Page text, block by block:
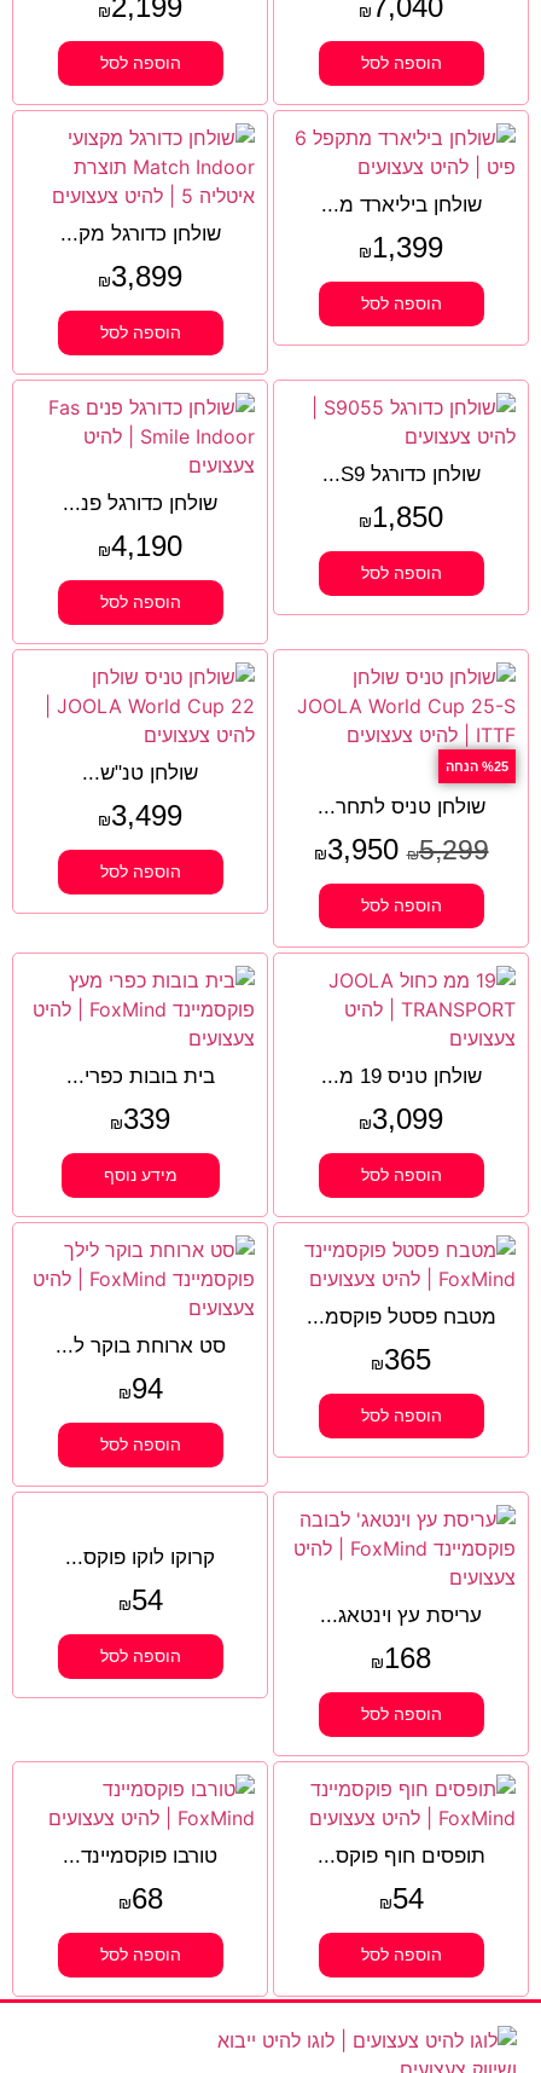
₪ 7,040
הוספה לסל
₪2,199
הוספה לסל
שולחן ביליארד מ...
₪1,399
הוספה לסל
שולחן כדורגל מק...
₪3,899
הוספה לסל
שולחן כדורגל S9...
₪1,850
הוספה לסל
שולחן כדורגל פנ...
₪4,190
הוספה לסל
%25 הנחה
שולחן טניס לתחר...
₪5,299
₪3,950
הוספה לסל
שולחן טנ"ש...
₪3,499
הוספה לסל
שולחן טניס 19 מ...
₪3,099
הוספה לסל
בית בובות כפרי...
₪339
מידע נוסף
מטבח פסטל פוקסמ...
₪365
הוספה לסל
סט ארוחת בוקר ל...
₪94
הוספה לסל
עריסת עץ וינטאג...
₪168
הוספה לסל
קרוקו לוקו פוקס...
₪54
הוספה לסל
תופסים חוף פוקס...
₪54
הוספה לסל
טורבו פוקסמיינד...
₪68
הוספה לסל